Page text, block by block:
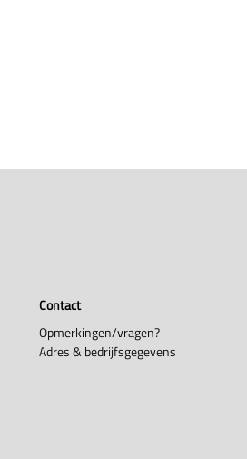
Contact
Opmerkingen/vragen?
Adres & bedrijfsgegevens